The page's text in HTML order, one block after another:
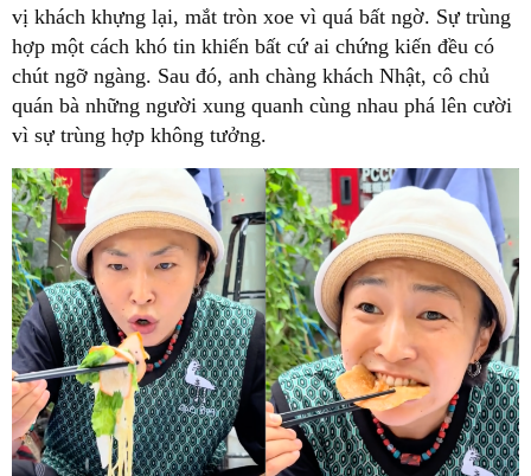
vị khách khựng lại, mắt tròn xoe vì quá bất ngờ. Sự trùng
hợp một cách khó tin khiến bất cứ ai chứng kiến đều có
chút ngỡ ngàng. Sau đó, anh chàng khách Nhật, cô chủ
quán bà những người xung quanh cùng nhau phá lên cười
vì sự trùng hợp không tưởng.